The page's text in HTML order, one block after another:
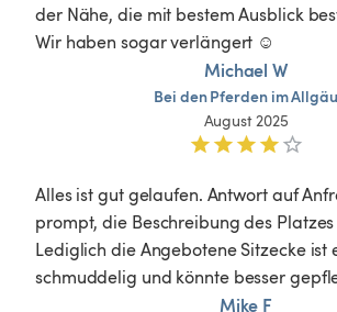
der Nähe, die mit bestem Ausblick
Wir haben sogar verlängert ☺️
Michael W
Bei denPferdenimAllgäu
August 2025
Alles ist gut gelaufen. Antwort auf
prompt, die Beschreibung des
Lediglich die Angebotene Sitzecke ist
schmuddelig und könnte besser
Mike F